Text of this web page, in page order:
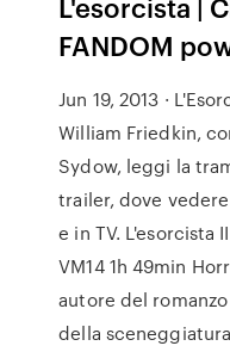
FANDOM
Jun 19, 2013 ·
William Friedkin,
Sydow, leggi la
trailer, dove
e in TV. L'esorcista
VM14 1h 49min
autore del
della